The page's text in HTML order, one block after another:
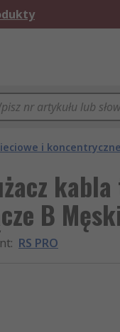
i koncentryczne
B
: RS PRO